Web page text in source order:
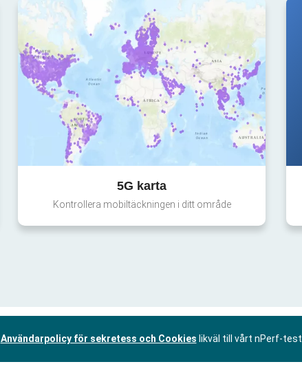
5G karta
Kontrollera mobiltäckningen i ditt område
Användarpolicy för sekretess och Cookies likväl till vårt nPerf-test